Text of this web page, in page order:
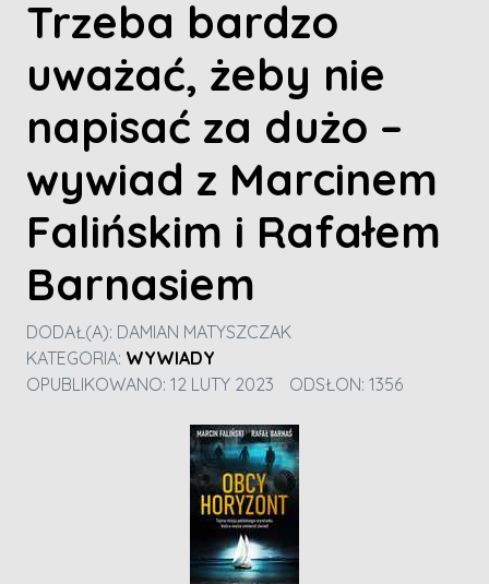
Trzeba bardzo
uważać, żeby nie
napisać za dużo –
wywiad z Marcinem
Falińskim i Rafałem
Barnasiem
DODAŁ(A): DAMIAN MATYSZCZAK
KATEGORIA: WYWIADY
OPUBLIKOWANO: 12 LUTY 2023
ODSŁON: 1356